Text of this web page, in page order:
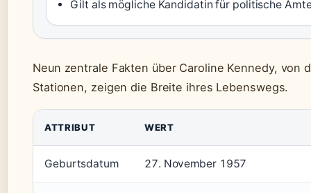
Gilt als mögliche Kandidatin für politische
Neun zentrale Fakten über Caroline Kennedy, von
Stationen, zeigen die Breite ihres Lebenswegs.
ATTRIBUT WERT
Geburtsdatum 27. November 1957